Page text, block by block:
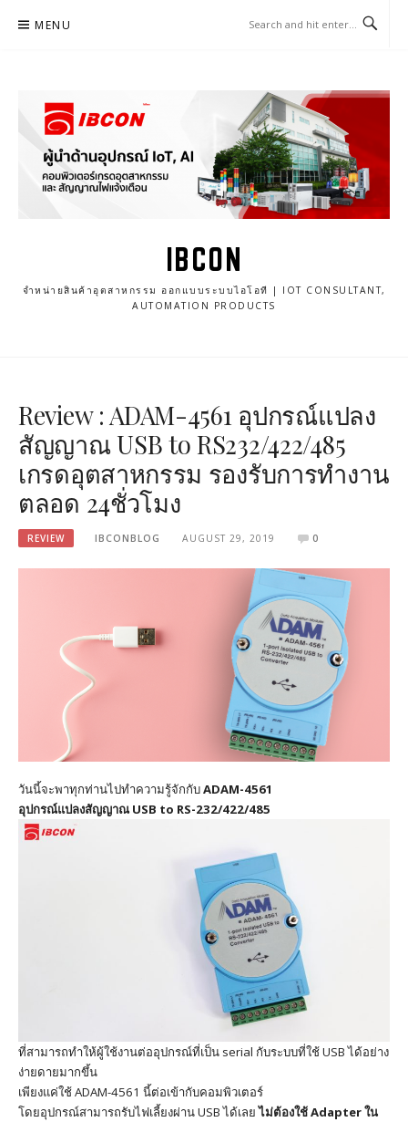
MENU
IBCON
จำหน่ายสินค้าอุตสาหกรรม ออกแบบระบบไอโอที | IOT CONSULTANT,
AUTOMATION PRODUCTS
Review : ADAM-4561 อุปกรณ์แปลง
สัญญาณ USB to RS232/422/485
เกรดอุตสาหกรรม รองรับการทำงาน
ตลอด 24ชั่วโมง
REVIEW IBCONBLOG AUGUST 29, 2019 0
วันนี้จะพาทุกท่านไปทำความรู้จักกับADAM-4561
อุปกรณ์แปลงสัญญาณ USB to RS-232/422/485
ที่สามารถทำให้ผู้ใช้งานต่ออุปกรณ์ที่เป็น serial กับระบบที่ใช้ USB ได้อย่าง
ง่ายดายมากขึ้น
เพียงแค่ใช้ ADAM-4561 นี้ต่อเข้ากับคอมพิวเตอร์
โดยอุปกรณ์สามารถรับไฟเลี้ยงผ่าน USB ได้เลยไม่ต้องใช้ Adapter ใน